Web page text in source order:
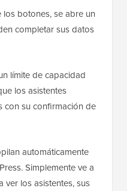
botones, se abre un
completar sus datos
límite de capacidad
los asistentes
con su confirmación de
automáticamente
Simplemente ve a
ver los asistentes, sus